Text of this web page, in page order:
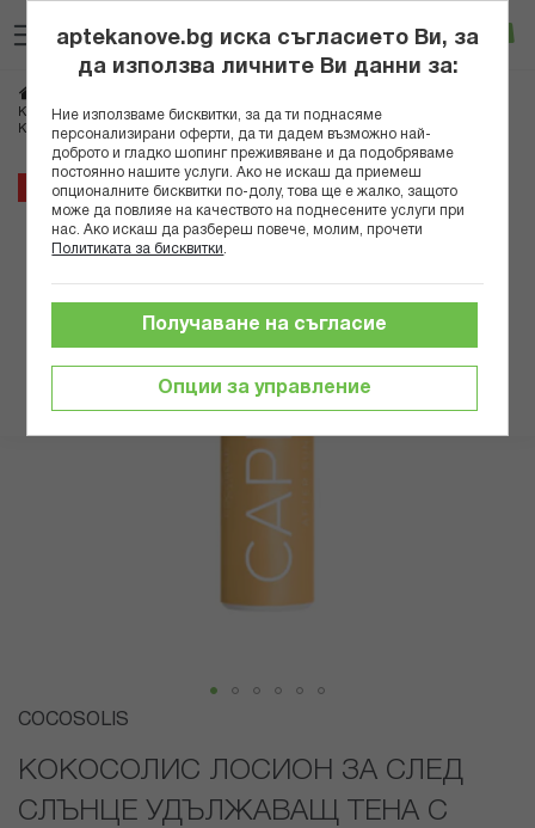
към
съдържанието
Вход
КОКОСОЛИС ЛОСИОН ЗА СЛЕД СЛЪНЦЕ УДЪЛЖАВАЩ ТЕНА С АРОМАТ НА
КРУША И ЖАСМИН 100МЛ
15%
Преминете
края
галерията
изображенията
Преминете
началото
галерия
COCOSOLIS
КОКОСОЛИС ЛОСИОН ЗА СЛЕД
СЛЪНЦЕ УДЪЛЖАВАЩ ТЕНА С
aptekanove.bg иска съгласието Ви, за
да използва личните Ви данни за:
Ние използваме бисквитки, за да ти поднасяме
персонализирани оферти, да ти дадем възможно най-
доброто и гладко шопинг преживяване и да подобряваме
постоянно нашите услуги. Ако не искаш да приемеш
опционалните бисквитки по-долу, това ще е жалко, защото
може да повлияе на качеството на поднесените услуги при
нас. Ако искаш да разбереш повече, молим, прочети
Политиката за бисквитки
Опции за управление
Получаване на съгласие